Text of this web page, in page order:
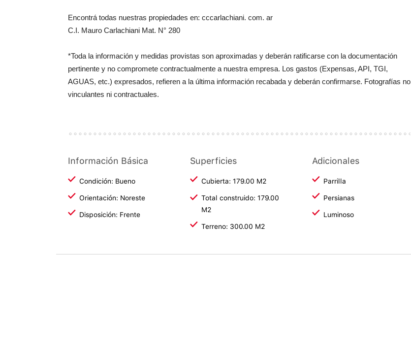
Encontrá todas nuestras propiedades en: cccarlachiani. com. ar
C.I. Mauro Carlachiani Mat. N° 280
*Toda la información y medidas provistas son aproximadas y deberán ratificarse con la documentación
pertinente y no compromete contractualmente a nuestra empresa. Los gastos (Expensas, API, TGI,
AGUAS, etc.) expresados, refieren a la última información recabada y deberán confirmarse. Fotografías no
vinculantes ni contractuales.
Información Básica
Condición: Bueno
Orientación: Noreste
Disposición: Frente
Superficies
Cubierta: 179.00 M2
Total construido: 179.00
M2
Terreno: 300.00 M2
Adicionales
Parrilla
Persianas
Luminoso